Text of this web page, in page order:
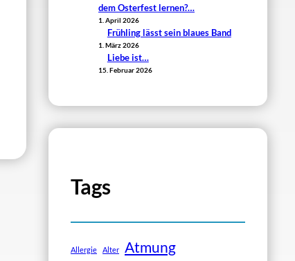
dem Osterfest lernen?…
1. April 2026
Frühling lässt sein blaues Band
1. März 2026
Liebe ist…
15. Februar 2026
Tags
Allergie Alter Atmung